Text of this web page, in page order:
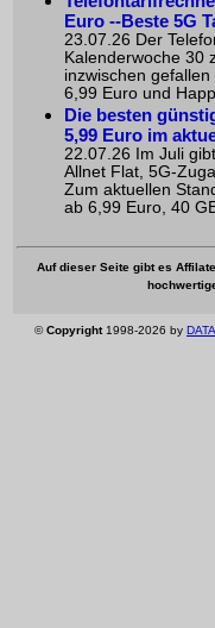
Euro --Beste 5G
23.07.26 Der
Kalenderwoche 30
inzwischen
6,99 Euro und
Die besten
5,99 Euro im
22.07.26 Im Juli
Allnet Flat, 5G-
Zum aktuellen
ab 6,99 Euro, 40
Auf dieser Seite gibt es
©Copyright1998-2026 by